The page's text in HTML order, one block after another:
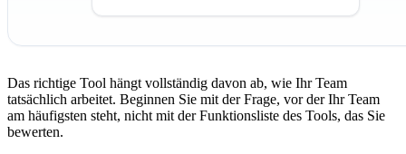
Das richtige Tool hängt vollständig davon ab, wie Ihr Team
tatsächlich arbeitet. Beginnen Sie mit der Frage, vor der Ihr Team
am häufigsten steht, nicht mit der Funktionsliste des Tools, das Sie
bewerten.